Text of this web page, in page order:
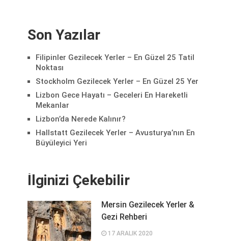
Son Yazılar
Filipinler Gezilecek Yerler – En Güzel 25 Tatil
Noktası
Stockholm Gezilecek Yerler – En Güzel 25 Yer
Lizbon Gece Hayatı – Geceleri En Hareketli
Mekanlar
Lizbon’da Nerede Kalınır?
Hallstatt Gezilecek Yerler – Avusturya’nın En
Büyüleyici Yeri
İlginizi Çekebilir
Mersin Gezilecek Yerler &
Gezi Rehberi
17 ARALIK 2020